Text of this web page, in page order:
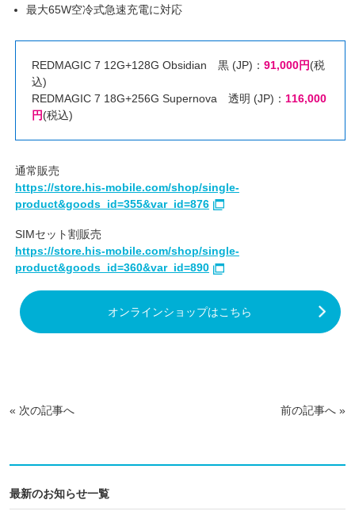
最大65W空冷式急速充電に対応
REDMAGIC 7 12G+128G Obsidian 黒 (JP)： 91,000円(税
込)
REDMAGIC 7 18G+256G Supernova 透明 (JP)： 116,000
円(税込)
通常販売
https://store.his-mobile.com/shop/single-
product&goods_id=355&var_id=876
SIMセット割販売
https://store.his-mobile.com/shop/single-
product&goods_id=360&var_id=890
オンラインショップはこちら
« 次の記事へ 前の記事へ »
最新のお知らせ一覧